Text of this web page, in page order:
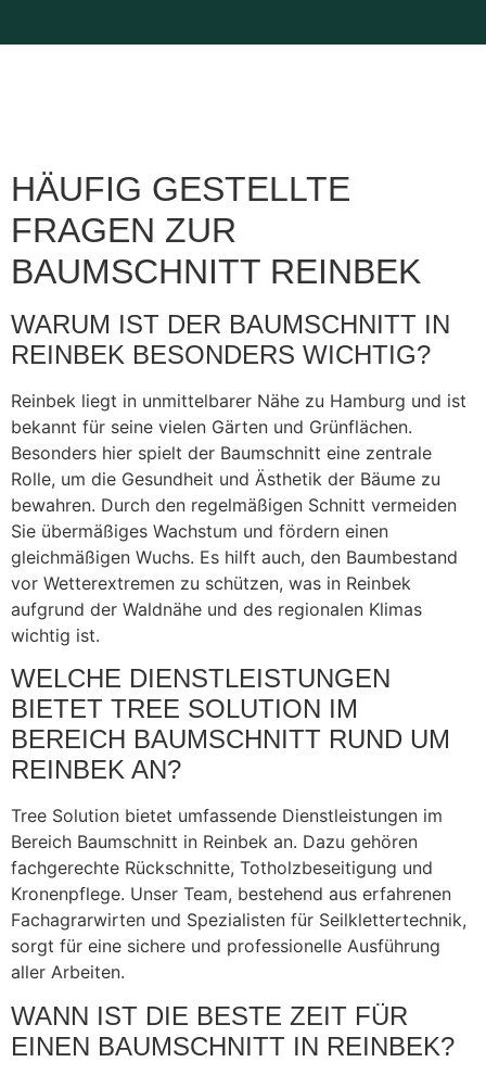
HÄUFIG GESTELLTE
FRAGEN ZUR
BAUMSCHNITT REINBEK
WARUM IST DER BAUMSCHNITT IN
REINBEK BESONDERS WICHTIG?
Reinbek liegt in unmittelbarer Nähe zu Hamburg und ist
bekannt für seine vielen Gärten und Grünflächen.
Besonders hier spielt der Baumschnitt eine zentrale
Rolle, um die Gesundheit und Ästhetik der Bäume zu
bewahren. Durch den regelmäßigen Schnitt vermeiden
Sie übermäßiges Wachstum und fördern einen
gleichmäßigen Wuchs. Es hilft auch, den Baumbestand
vor Wetterextremen zu schützen, was in Reinbek
aufgrund der Waldnähe und des regionalen Klimas
wichtig ist.
WELCHE DIENSTLEISTUNGEN
BIETET TREE SOLUTION IM
BEREICH BAUMSCHNITT RUND UM
REINBEK AN?
Tree Solution bietet umfassende Dienstleistungen im
Bereich Baumschnitt in Reinbek an. Dazu gehören
fachgerechte Rückschnitte, Totholzbeseitigung und
Kronenpflege. Unser Team, bestehend aus erfahrenen
Fachagrarwirten und Spezialisten für Seilklettertechnik,
sorgt für eine sichere und professionelle Ausführung
aller Arbeiten.
WANN IST DIE BESTE ZEIT FÜR
EINEN BAUMSCHNITT IN REINBEK?